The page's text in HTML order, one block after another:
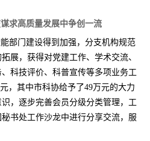
求高质量发展中争创一流
部门建设得到加强，分支机构规范
展，获得对党建工作、学术交流、
科技评价、科普宣传等多项业务工
，其中市科协给予了49万元的大力
，逐步完善会员分级分类管理，工
书处工作沙龙中进行分享交流，服